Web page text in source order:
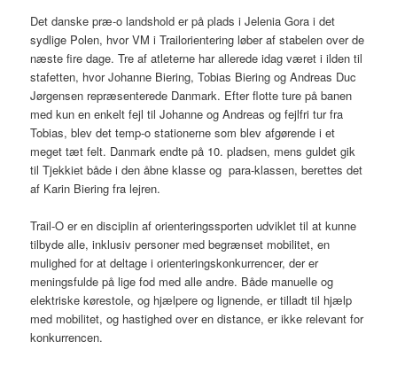
Det danske præ-o landshold er på plads i Jelenia Gora i det
sydlige Polen, hvor VM i Trailorientering løber af stabelen over de
næste fire dage. Tre af atleterne har allerede idag været i ilden til
stafetten, hvor Johanne Biering, Tobias Biering og Andreas Duc
Jørgensen repræsenterede Danmark. Efter flotte ture på banen
med kun en enkelt fejl til Johanne og Andreas og fejlfri tur fra
Tobias, blev det temp-o stationerne som blev afgørende i et
meget tæt felt. Danmark endte på 10. pladsen, mens guldet gik
til Tjekkiet både i den åbne klasse og para-klassen, berettes det
af Karin Biering fra lejren.
Trail-O er en disciplin af orienteringssporten udviklet til at kunne
tilbyde alle, inklusiv personer med begrænset mobilitet, en
mulighed for at deltage i orienteringskonkurrencer, der er
meningsfulde på lige fod med alle andre. Både manuelle og
elektriske kørestole, og hjælpere og lignende, er tilladt til hjælp
med mobilitet, og hastighed over en distance, er ikke relevant for
konkurrencen.